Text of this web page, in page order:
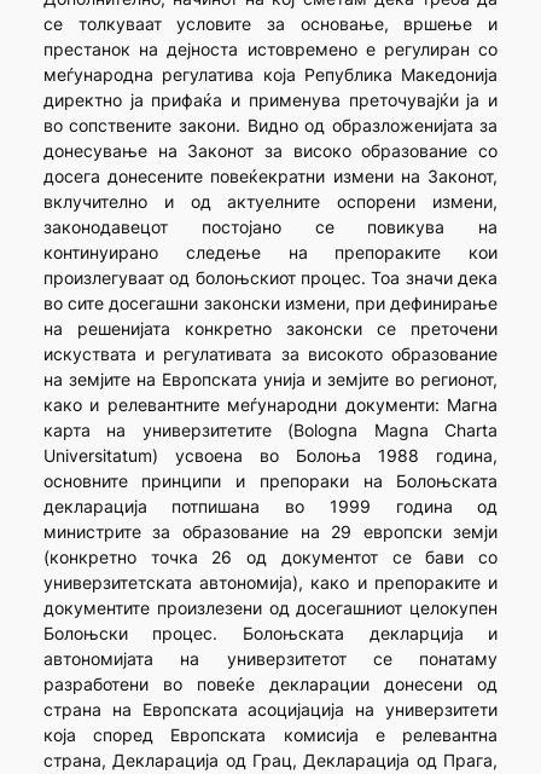
се толкуваат условите за основање, вршење и
престанок на дејноста истовремено е регулиран со
меѓународна регулатива која Република Македонија
директно ja прифаќа и применува преточувајќи ja и
во сопствените закони. Видно од образложенијата за
донесување на Законот за високо образование со
досега донесените повеќекратни измени на Законот,
вклучително и од актуелните оспорени измени,
законодавецот постојано се повикува на
континуирано следење на препораките кои
произлегуваат од болоњскиот процес. Тоа значи дека
во сите досегашни законски измени, при дефинирање
на решенијата конкретно законски се преточени
искуствата и регулативата за високото образование
на земјите на Европската унија и земјите во регионот,
како и релевантните меѓународни документи: Магна
карта на универзитетите (Bologna Magna Charta
Universitatum) усвоена во Болоња 1988 година,
основните принципи и препораки на Болоњската
декларација потпишана во 1999 година од
министрите за образование на 29 европски земји
(конкретно точка 26 од документот се бави со
универзитетската автономија), како и препораките и
документите произлезени од досегашниот целокупен
Болоњски процес. Болоњската декларција и
автономијата на универзитетот се понатаму
разработени во повеќе декларации донесени од
страна на Европската асоцијација на универзитети
која според Европската комисија е релевантна
страна, Декларација од Грац, Декларација од Прага,